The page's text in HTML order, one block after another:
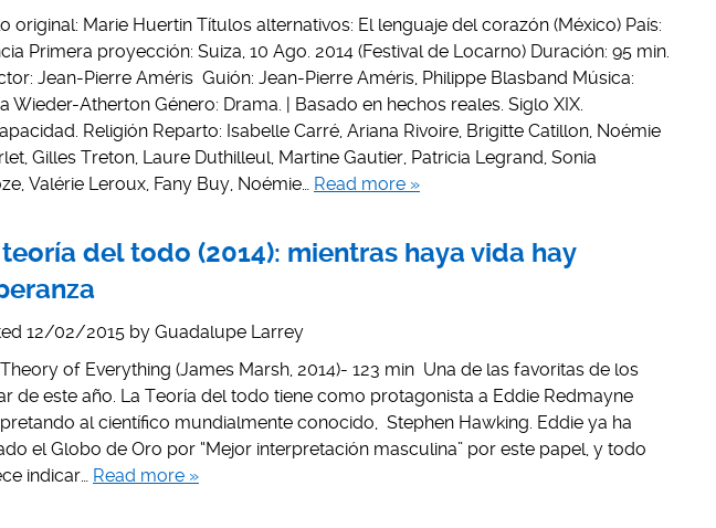
original: Marie Huertin Títulos alternativos: El lenguaje del corazón (México) País:
Primera proyección: Suiza, 10 Ago. 2014 (Festival de Locarno) Duración: 95 min.
Jean-Pierre Améris Guión: Jean-Pierre Améris, Philippe Blasband Música:
Wieder-Atherton Género: Drama. | Basado en hechos reales. Siglo XIX.
Religión Reparto: Isabelle Carré, Ariana Rivoire, Brigitte Catillon, Noémie
Gilles Treton, Laure Duthilleul, Martine Gautier, Patricia Legrand, Sonia
Valérie Leroux, Fany Buy, Noémie… Read more »
del todo (2014): mientras haya vida hay
12/02/2015 by Guadalupe Larrey
of Everything (James Marsh, 2014)- 123 min Una de las favoritas de los
de este año. La Teoría del todo tiene como protagonista a Eddie Redmayne
al científico mundialmente conocido, Stephen Hawking. Eddie ya ha
el Globo de Oro por “Mejor interpretación masculina” por este papel, y todo
indicar… Read more »